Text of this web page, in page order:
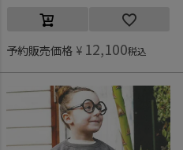
予約販売価格 ¥ 12,100税込